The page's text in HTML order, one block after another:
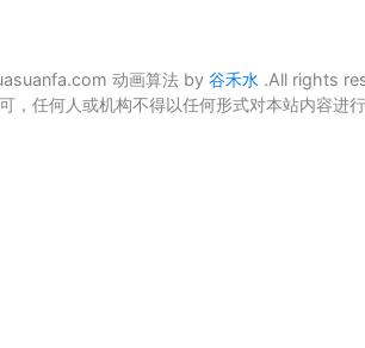
动画算法 by 谷禾水 .All rights
，任何人或机构不得以任何形式对本站内容进